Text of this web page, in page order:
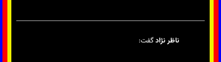
ناظر نژادگفت: